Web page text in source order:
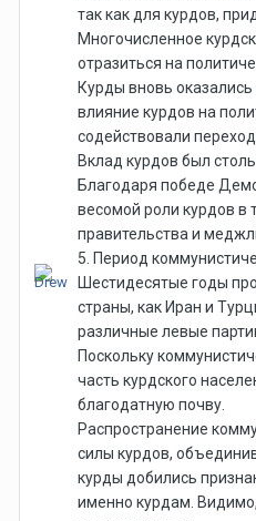
так как для курдов,
Многочисленное
отразиться на
Курды вновь
влияние курдов на
содействовали
Вклад курдов был
Благодаря победе
весомой роли курдов в
правительства и
5. Период
Шестидесятые годы
страны, как Иран и
различные левые
Поскольку
часть курдского
благодатную почву.
Распространение
силы курдов,
курды добились
именно курдам.